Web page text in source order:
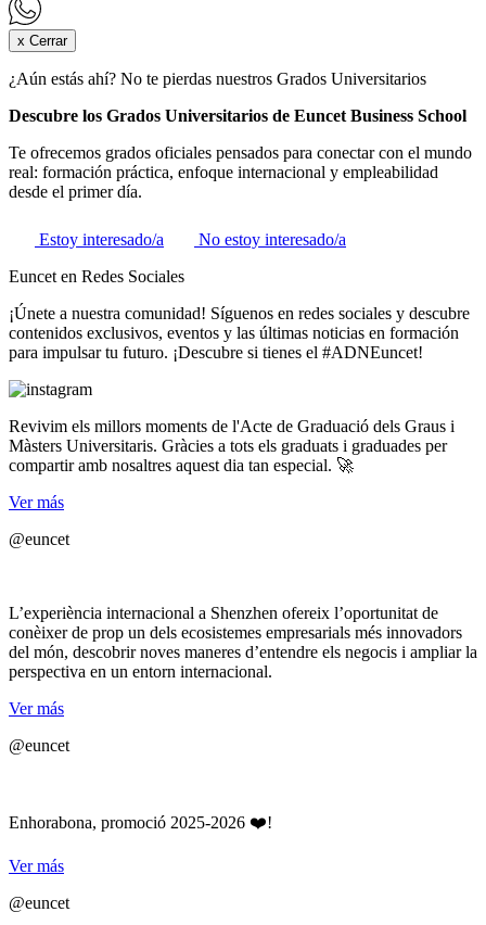
x Cerrar
¿Aún estás ahí? No te pierdas nuestros Grados Universitarios
Descubre los Grados Universitarios de Euncet Business School
Te ofrecemos grados oficiales pensados para conectar con el mundo
real: formación práctica, enfoque internacional y empleabilidad
desde el primer día.
Estoy interesado/a
No estoy interesado/a
Euncet en Redes Sociales
¡Únete a nuestra comunidad! Síguenos en redes sociales y descubre
contenidos exclusivos, eventos y las últimas noticias en formación
para impulsar tu futuro. ¡Descubre si tienes el #ADNEuncet!
Revivim els millors moments de l'Acte de Graduació dels Graus i
Màsters Universitaris. Gràcies a tots els graduats i graduades per
compartir amb nosaltres aquest dia tan especial. 🚀
Ver más
@euncet
L’experiència internacional a Shenzhen ofereix l’oportunitat de
conèixer de prop un dels ecosistemes empresarials més innovadors
del món, descobrir noves maneres d’entendre els negocis i ampliar la
perspectiva en un entorn internacional.
Ver más
@euncet
Enhorabona, promoció 2025-2026 ❤️!
Ver más
@euncet